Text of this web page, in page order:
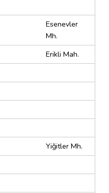
Esenevler
Mh.
Erikli Mah.
Yiğitler Mh.